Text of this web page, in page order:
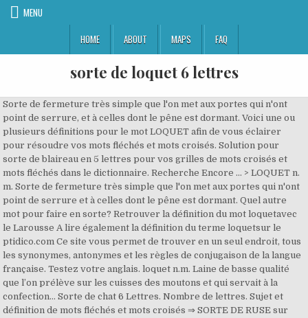
MENU
HOME
ABOUT MAPS FAQ
sorte de loquet 6 lettres
Sorte de fermeture très simple que l'on met aux portes qui n'ont
point de serrure, et à celles dont le pêne est dormant. Voici une ou
plusieurs définitions pour le mot LOQUET afin de vous éclairer
pour résoudre vos mots fléchés et mots croisés. Solution pour
sorte de blaireau en 5 lettres pour vos grilles de mots croisés et
mots fléchés dans le dictionnaire. Recherche Encore ... > LOQUET n.
m. Sorte de fermeture très simple que l'on met aux portes qui n'ont
point de serrure et à celles dont le pêne est dormant. Quel autre
mot pour faire en sorte? Retrouver la définition du mot loquetavec
le Larousse A lire également la définition du terme loquetsur le
ptidico.com Ce site vous permet de trouver en un seul endroit, tous
les synonymes, antonymes et les règles de conjugaison de la langue
française. Testez votre anglais. loquet n.m. Laine de basse qualité
que l’on prélève sur les cuisses des moutons et qui servait à la
confection… Sorte de chat 6 Lettres. Nombre de lettres. Sujet et
définition de mots fléchés et mots croisés ⇒ SORTE DE RUSE sur